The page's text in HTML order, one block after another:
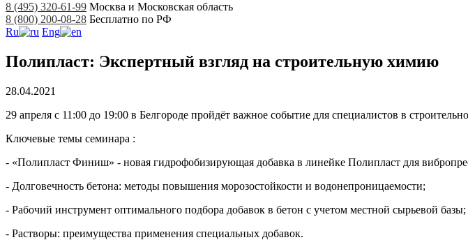
8 (495) 320-61-99 Москва и Московская область
8 (800) 200-08-28 Бесплатно по РФ
Ru
Eng
Полипласт: Экспертный взгляд на строительную химию
28.04.2021
29 апреля с 11:00 до 19:00 в Белгороде пройдёт важное событие для специалистов в
Ключевые темы семинара :
- «Полипласт Финиш» - новая гидрофобизирующая добавка в линейке Полипласт для
- Долговечность бетона: методы повышения морозостойкости и водонепроницаемости;
- Рабочий инструмент оптимального подбора добавок в бетон с учетом местной сырьевой базы;
- Растворы: преимущества применения специальных добавок.